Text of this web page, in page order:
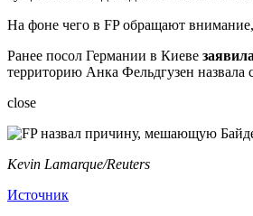
На фоне чего в FP обращают
Ранее посол Германии в Киеве заявила
территорию Анка Фельдгузен назвала
close
Kevin Lamarque/Reuters
Источник